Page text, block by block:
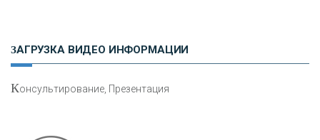
ЗАГРУЗКА ВИДЕО ИНФОРМАЦИИ
Консультирование, Презентация